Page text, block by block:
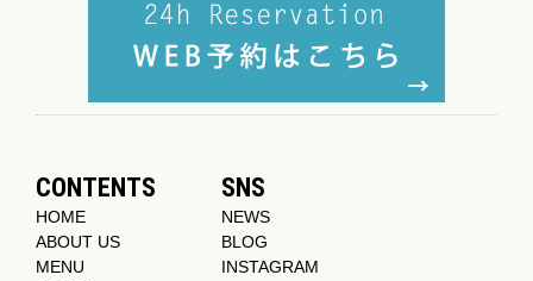
CONTENTS
HOME
ABOUT US
MENU
SNS
NEWS
BLOG
INSTAGRAM